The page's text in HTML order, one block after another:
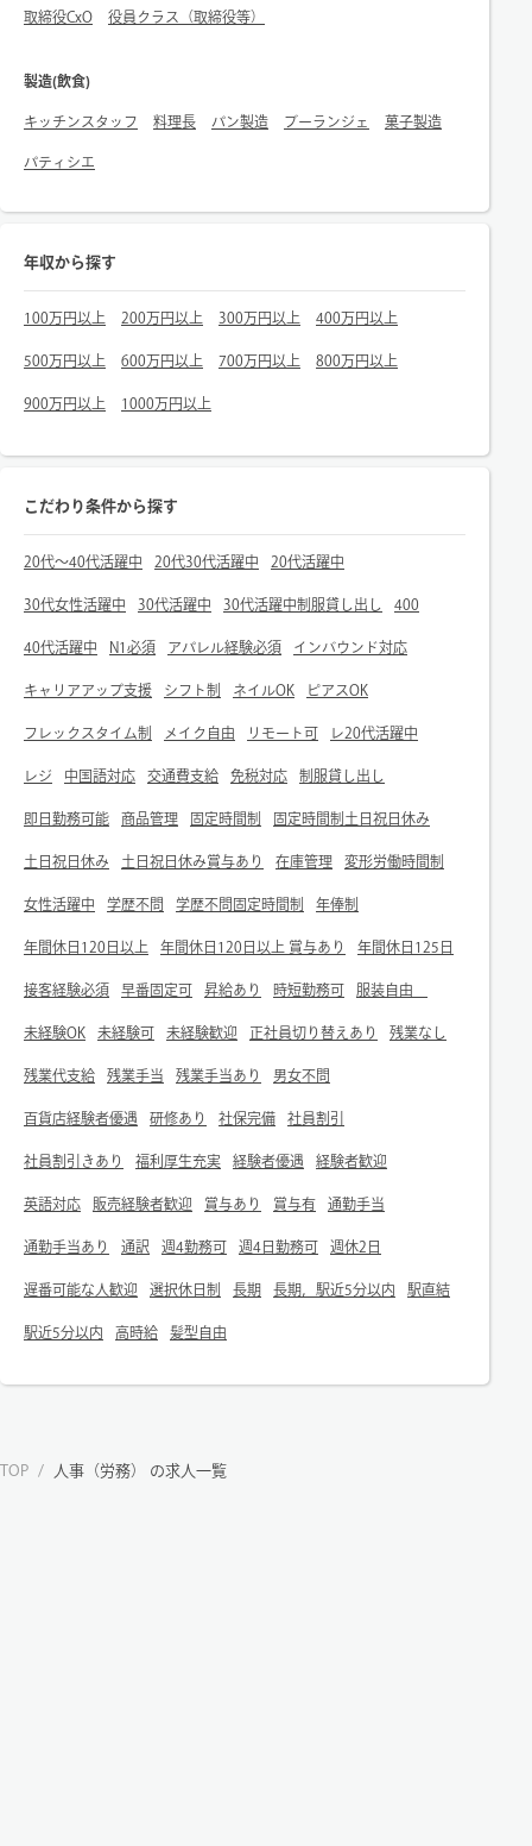
取締役CxO 役員クラス（取締役等）
製造(飲食)
キッチンスタッフ 料理長 パン製造 ブーランジェ 菓子製造
パティシエ
年収から探す
100万円以上 200万円以上 300万円以上 400万円以上
500万円以上 600万円以上 700万円以上 800万円以上
900万円以上 1000万円以上
こだわり条件から探す
20代～40代活躍中 20代30代活躍中 20代活躍中
30代女性活躍中 30代活躍中 30代活躍中制服貸し出し 400
40代活躍中 N1必須 アパレル経験必須 インバウンド対応
キャリアアップ支援 シフト制 ネイルOK ピアスOK
フレックスタイム制 メイク自由 リモート可 レ20代活躍中
レジ 中国語対応 交通費支給 免税対応 制服貸し出し
即日勤務可能 商品管理 固定時間制 固定時間制土日祝日休み
土日祝日休み 土日祝日休み賞与あり 在庫管理 変形労働時間制
女性活躍中 学歴不問 学歴不問固定時間制 年俸制
年間休日120日以上 年間休日120日以上 賞与あり 年間休日125日
接客経験必須 早番固定可 昇給あり 時短勤務可 服装自由
未経験OK 未経験可 未経験歓迎 正社員切り替えあり 残業なし
残業代支給 残業手当 残業手当あり 男女不問
百貨店経験者優遇 研修あり 社保完備 社員割引
社員割引きあり 福利厚生充実 経験者優遇 経験者歓迎
英語対応 販売経験者歓迎 賞与あり 賞与有 通勤手当
通勤手当あり 通訳 週4勤務可 週4日勤務可 週休2日
遅番可能な人歓迎 選択休日制 長期 長期，駅近5分以内 駅直結
駅近5分以内 高時給 髪型自由
TOP / 人事（労務） の求人一覧